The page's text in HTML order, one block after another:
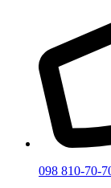
098 810-70-